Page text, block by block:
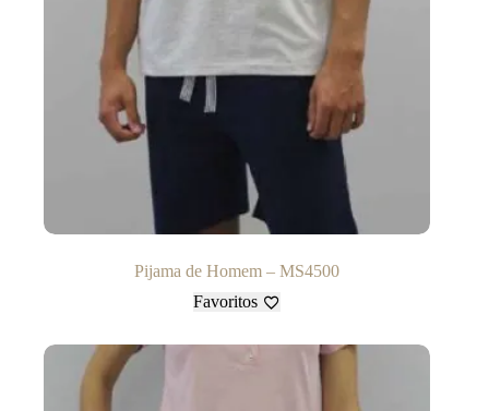
Pijama de Homem – MS4500
Favoritos